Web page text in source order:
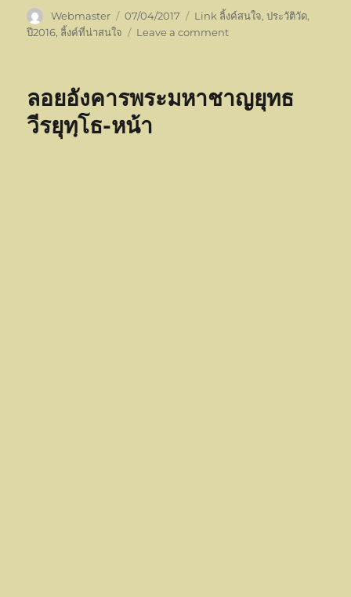
Author
Webmaster
Posted
on
07/04/2017 Categories
Link ลิ้งค์สนใจ,ประวัติวัด,
ปี2016, ลิ้งค์ที่น่าสนใจ Leave a commenton
คณะ
สงฆ์(ธ)ใน
ลอยอังคารพระมหาชาญยุทธ
วีรยุทฺโธ-หน้า